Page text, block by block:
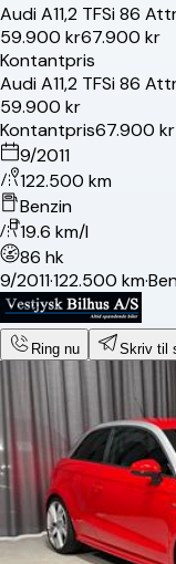
AudiA11,2 TFSi 86
59.900 kr67.900 kr
Kontantpris
AudiA11,2 TFSi 86
59.900 kr
Kontantpris67.900 kr
9/2011
122.500 km
Benzin
19.6 km/l
86 hk
9/2011·122.500 km·
Ring nu Skriv til